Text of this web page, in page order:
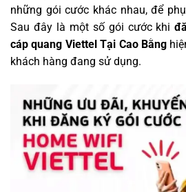
những gói cước khác nhau, để
Sau đây là một số gói cước khi
cáp quang Viettel Tại Cao Bằng
khách hàng đang sử dụng.